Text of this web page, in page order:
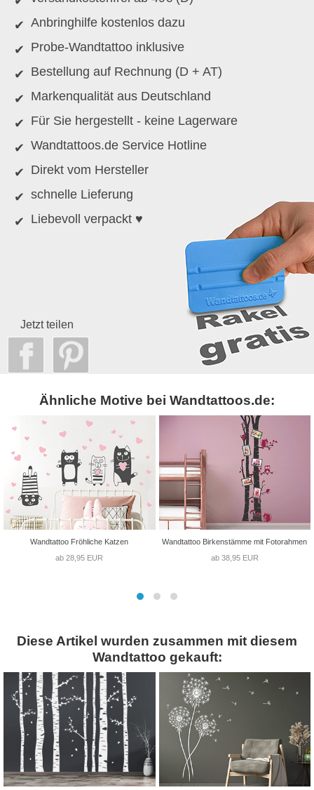
Anbringhilfe kostenlos dazu
Probe-Wandtattoo inklusive
Bestellung auf Rechnung (D + AT)
Markenqualität aus Deutschland
Für Sie hergestellt - keine Lagerware
Wandtattoos.de Service Hotline
Direkt vom Hersteller
schnelle Lieferung
Liebevoll verpackt ♥
Jetzt teilen
Ähnliche Motive bei Wandtattoos.de:
Wandtattoo Fröhliche Katzen
ab 28,95 EUR
Wandtattoo Birkenstämme mit Fotorahmen
ab 38,95 EUR
Diese Artikel wurden zusammen mit diesem
Wandtattoo gekauft: